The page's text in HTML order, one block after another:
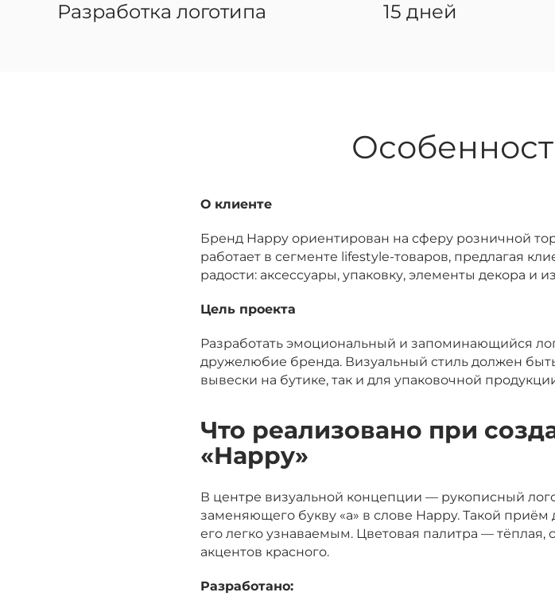
Разработка логотипа 15 дней
О клиенте
Бренд Happy ориентирован на сферу розничной
работает в сегменте lifestyle-товаров, предлагая
радости: аксессуары, упаковку, элементы декора и
Цель проекта
Разработать эмоциональный и запоминающийся
дружелюбие бренда. Визуальный стиль должен
вывески на бутике, так и для упаковочной
Что реализовано при
«Happy»
В центре визуальной концепции — рукописный
заменяющего букву «a» в слове Happy. Такой
его легко узнаваемым. Цветовая палитра —
акцентов красного.
Разработано: